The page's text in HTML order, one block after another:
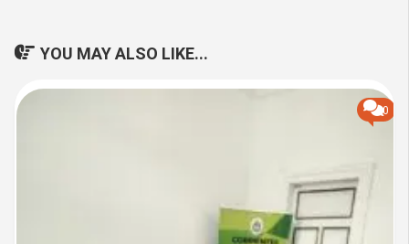
YOU MAY ALSO LIKE...
0